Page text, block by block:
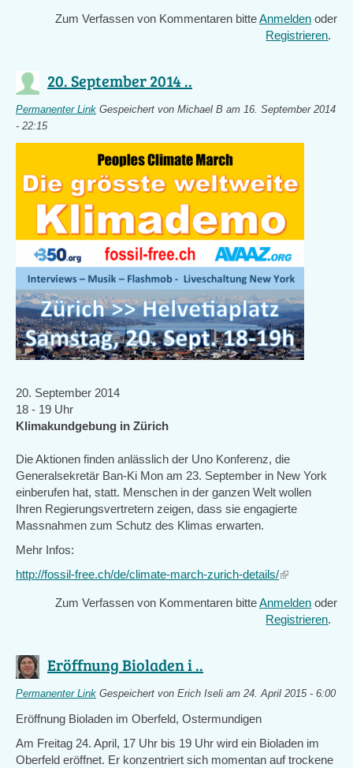
Zum Verfassen von Kommentaren bitteAnmelden oder
Registrieren.
20. September 2014 ..
Permanenter Link Gespeichert von Michael B am 16. September 2014
- 22:15
20. September 2014
18 - 19 Uhr
Klimakundgebung in Zürich
Die Aktionen finden anlässlich der Uno Konferenz, die
Generalsekretär Ban-Ki Mon am 23. September in New York
einberufen hat, statt. Menschen in der ganzen Welt wollen
Ihren Regierungsvertretern zeigen, dass sie engagierte
Massnahmen zum Schutz des Klimas erwarten.
Mehr Infos:
http://fossil-free.ch/de/climate-march-zurich-details/(link
external)
Zum Verfassen von Kommentaren bitteAnmelden oder
Registrieren.
Eröffnung Bioladen i ..
Permanenter Link Gespeichert von Erich Iseli am 24. April 2015 - 6:00
Eröffnung Bioladen im Oberfeld, Ostermundigen
Am Freitag 24. April, 17 Uhr bis 19 Uhr wird ein Bioladen im
Oberfeld eröffnet. Er konzentriert sich momentan auf trockene